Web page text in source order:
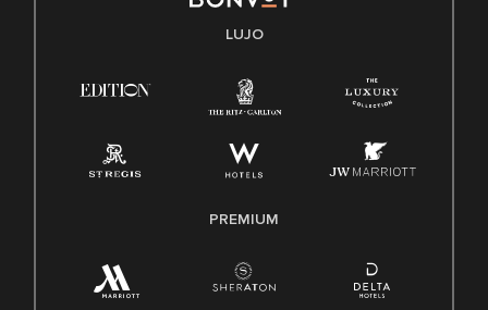
Ley de licencia familiar y médica (FMLA)
LUJO
PREMIUM